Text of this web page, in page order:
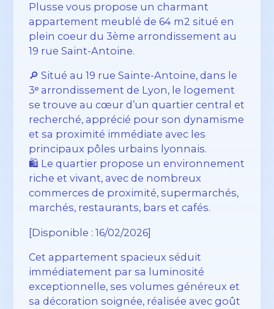
Plusse vous propose un charmant
appartement meublé de 64 m2 situé en
plein coeur du 3ème arrondissement au
19 rue Saint-Antoine.
🔎 Situé au 19 rue Sainte-Antoine, dans le
3ᵉ arrondissement de Lyon, le logement
se trouve au cœur d’un quartier central et
recherché, apprécié pour son dynamisme
et sa proximité immédiate avec les
principaux pôles urbains lyonnais.
🛍️ Le quartier propose un environnement
riche et vivant, avec de nombreux
commerces de proximité, supermarchés,
marchés, restaurants, bars et cafés.
[Disponible : 16/02/2026]
Cet appartement spacieux séduit
immédiatement par sa luminosité
exceptionnelle, ses volumes généreux et
sa décoration soignée, réalisée avec goût